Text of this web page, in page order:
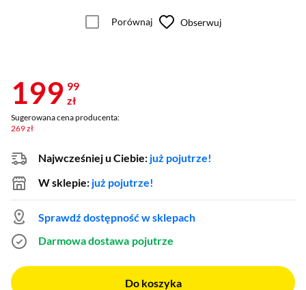
Porównaj Obserwuj
199 99
zł
Sugerowana cena producenta:
269 zł
Najwcześniej u Ciebie: już pojutrze!
W sklepie: już pojutrze!
Sprawdź dostępność w sklepach
Darmowa dostawa pojutrze
Do koszyka